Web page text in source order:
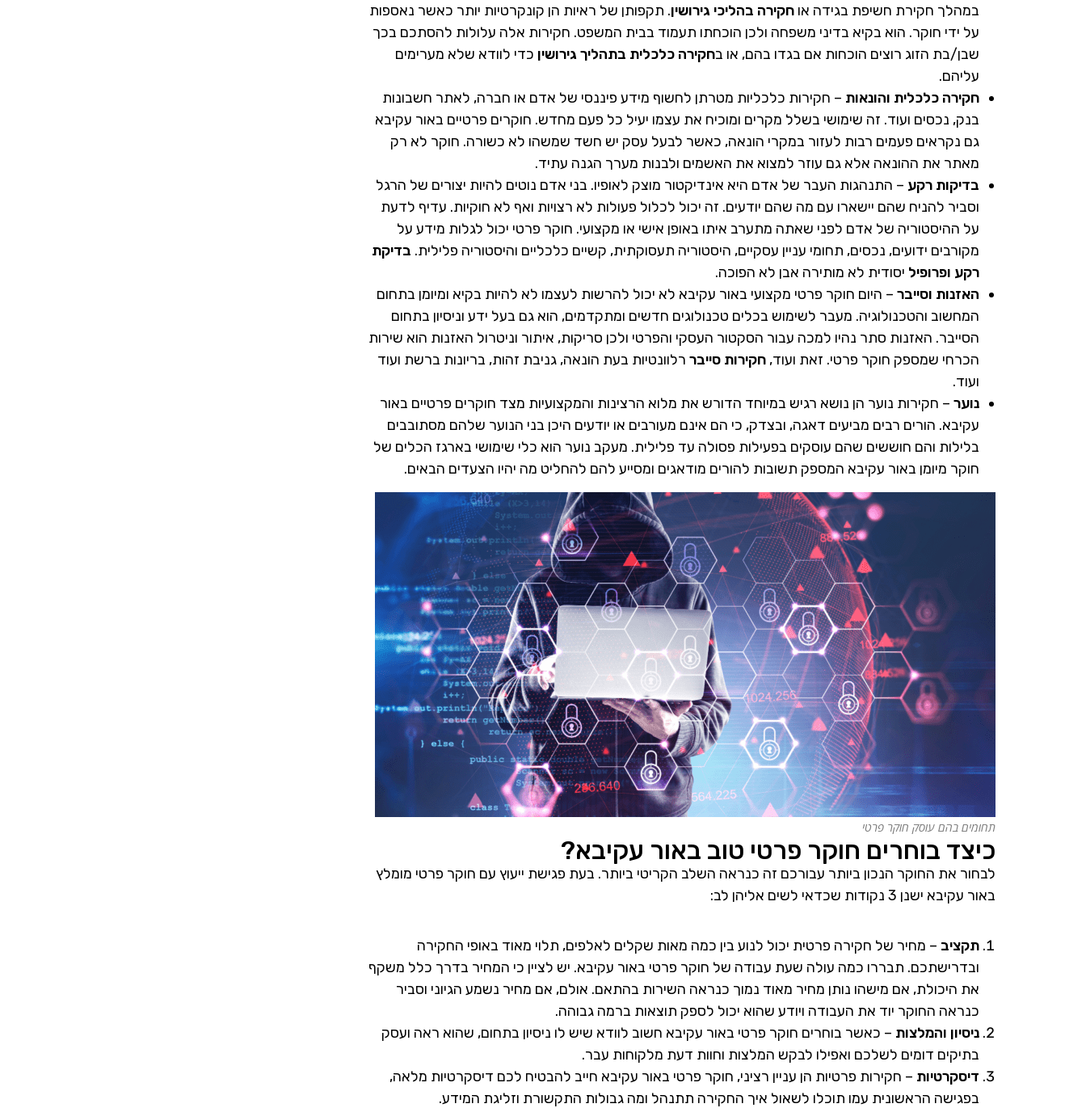
במהלך חקירת חשיפת בגידה או חקירה בהליכי גירושין. תקפותן של ראיות הן קונקרטיות יותר כאשר נאספות
על ידי חוקר. הוא בקיא בדיני משפחה ולכן הוכחתו תעמוד בבית המשפט. חקירות אלה עלולות להסתכם בכך
שבן/בת הזוג רוצים הוכחות אם בגדו בהם, או בחקירה כלכלית בתהליך גירושין כדי לוודא שלא מערימים
עליהם.
חקירה כלכלית והונאות – חקירות כלכליות מטרתן לחשוף מידע פיננסי של אדם או חברה, לאתר חשבונות
בנק, נכסים ועוד. זה שימושי בשלל מקרים ומוכיח את עצמו יעיל כל פעם מחדש. חוקרים פרטיים באור עקיבא
גם נקראים פעמים רבות לעזור במקרי הונאה, כאשר לבעל עסק יש חשד שמשהו לא כשורה. חוקר לא רק
מאתר את ההונאה אלא גם עוזר למצוא את האשמים ולבנות מערך הגנה עתיד.
בדיקות רקע – התנהגות העבר של אדם היא אינדיקטור מוצק לאופיו. בני אדם נוטים להיות יצורים של הרגל
וסביר להניח שהם יישארו עם מה שהם יודעים. זה יכול לכלול פעולות לא רצויות ואף לא חוקיות. עדיף לדעת
על ההיסטוריה של אדם לפני שאתה מתערב איתו באופן אישי או מקצועי. חוקר פרטי יכול לגלות מידע על
מקורבים ידועים, נכסים, תחומי עניין עסקיים, היסטוריה תעסוקתית, קשיים כלכליים והיסטוריה פלילית. בדיקת
רקע ופרופיל יסודית לא מותירה אבן לא הפוכה.
האזנות וסייבר – היום חוקר פרטי מקצועי באור עקיבא לא יכול להרשות לעצמו לא להיות בקיא ומיומן בתחום
המחשוב והטכנולוגיה. מעבר לשימוש בכלים טכנולוגים חדשים ומתקדמים, הוא גם בעל ידע וניסיון בתחום
הסייבר. האזנות סתר נהיו למכה עבור הסקטור העסקי והפרטי ולכן סריקות, איתור וניטרול האזנות הוא שירות
הכרחי שמספק חוקר פרטי. זאת ועוד, חקירות סייבר רלוונטיות בעת הונאה, גניבת זהות, בריונות ברשת ועוד
ועוד.
נוער – חקירות נוער הן נושא רגיש במיוחד הדורש את מלוא הרצינות והמקצועיות מצד חוקרים פרטיים באור
עקיבא. הורים רבים מביעים דאגה, ובצדק, כי הם אינם מעורבים או יודעים היכן בני הנוער שלהם מסתובבים
בלילות והם חוששים שהם עוסקים בפעילות פסולה עד פלילית. מעקב נוער הוא כלי שימושי בארגז הכלים של
חוקר מיומן באור עקיבא המספק תשובות להורים מודאגים ומסייע להם להחליט מה יהיו הצעדים הבאים.
תחומים בהם עוסק חוקר פרטי
כיצד בוחרים חוקר פרטי טוב באור עקיבא?
לבחור את החוקר הנכון ביותר עבורכם זה כנראה השלב הקריטי ביותר. בעת פגישת ייעוץ עם חוקר פרטי מומלץ
באור עקיבא ישנן 3 נקודות שכדאי לשים אליהן לב:
תקציב – מחיר של חקירה פרטית יכול לנוע בין כמה מאות שקלים לאלפים, תלוי מאוד באופי החקירה
ובדרישתכם. תבררו כמה עולה שעת עבודה של חוקר פרטי באור עקיבא. יש לציין כי המחיר בדרך כלל משקף
את היכולת, אם מישהו נותן מחיר מאוד נמוך כנראה השירות בהתאם. אולם, אם מחיר נשמע הגיוני וסביר
כנראה החוקר יוד את העבודה ויודע שהוא יכול לספק תוצאות ברמה גבוהה.
ניסיון והמלצות – כאשר בוחרים חוקר פרטי באור עקיבא חשוב לוודא שיש לו ניסיון בתחום, שהוא ראה ועסק
בתיקים דומים לשלכם ואפילו לבקש המלצות וחוות דעת מלקוחות עבר.
דיסקרטיות – חקירות פרטיות הן עניין רציני, חוקר פרטי באור עקיבא חייב להבטיח לכם דיסקרטיות מלאה,
בפגישה הראשונית עמו תוכלו לשאול איך החקירה תתנהל ומה גבולות התקשורת וזליגת המידע.